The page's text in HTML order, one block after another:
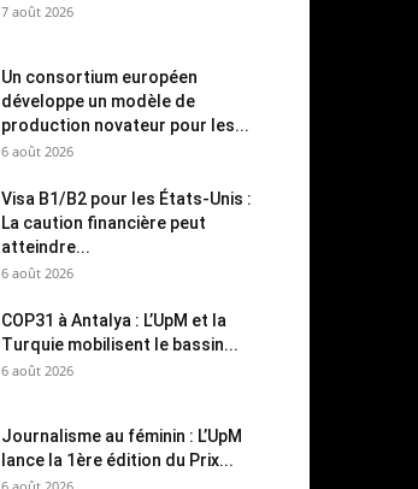
7 août 2026
Un consortium européen
développe un modèle de
production novateur pour les...
6 août 2026
Visa B1/B2 pour les États-Unis :
La caution financière peut
atteindre...
6 août 2026
COP31 à Antalya : L’UpM et la
Turquie mobilisent le bassin...
6 août 2026
Journalisme au féminin : L’UpM
lance la 1ère édition du Prix...